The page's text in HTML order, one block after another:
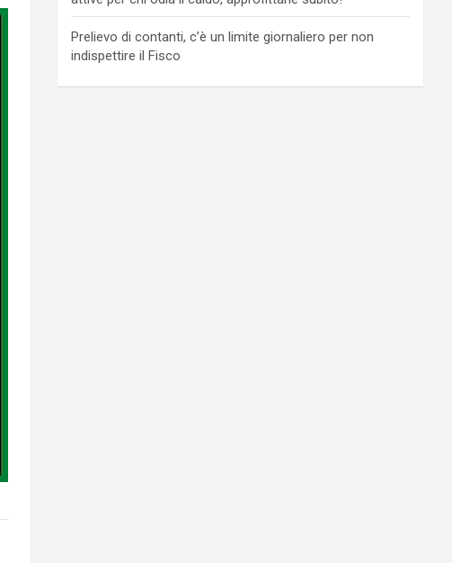
Prelievo di contanti, c’è un limite giornaliero per non
indispettire il Fisco